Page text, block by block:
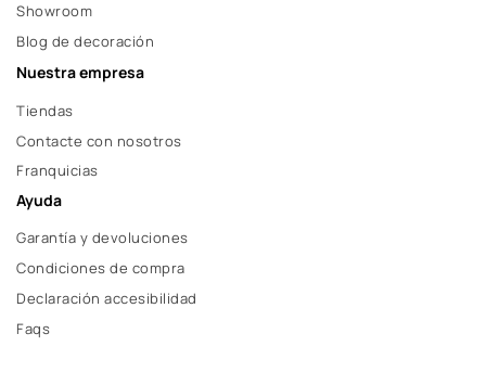
Showroom
Blog de decoración
Nuestra empresa
Tiendas
Contacte con nosotros
Franquicias
Ayuda
Garantía y devoluciones
Condiciones de compra
Declaración accesibilidad
Faqs